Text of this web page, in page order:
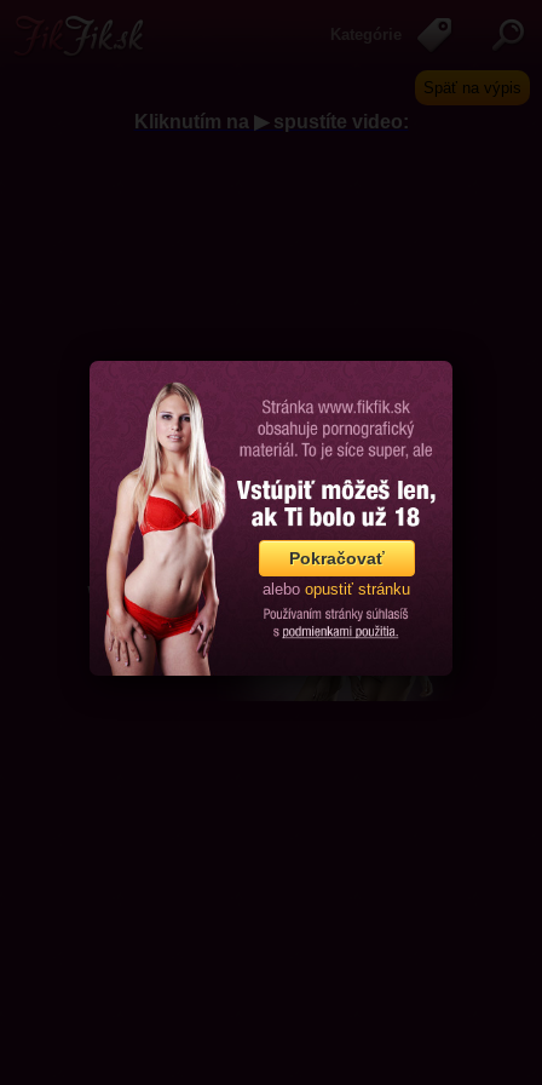
Späť na výpis
Kliknutím na ▶ spustíte video:
Chcem ďalšie videá, prosím
Pokračovať
alebo opustiť stránku